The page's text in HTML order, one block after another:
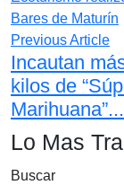
Previous Article
Incautan
kilos de
Marihuana”...
Lo Mas
Buscar